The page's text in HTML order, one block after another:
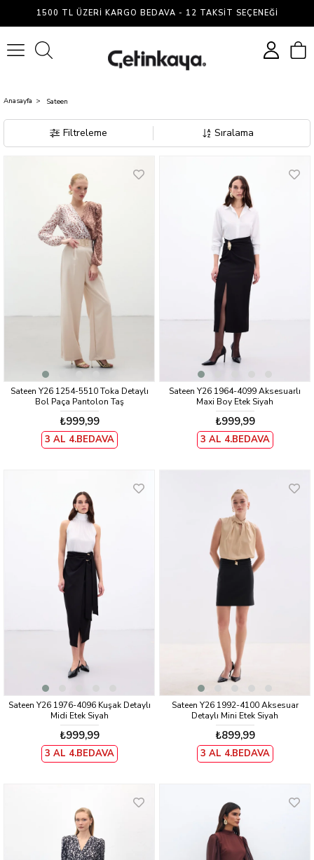
1500 TL ÜZERI KARGO BEDAVA - 12 TAKSIT SEÇENEĞI
Anasayfa Sateen
Filtreleme Sıralama
Sateen Y26 1254-5510 Toka Detaylı
Bol Paça Pantolon Taş
₺999,99
3 AL 4.BEDAVA
Sateen Y26 1964-4099 Aksesuarlı
Maxi Boy Etek Siyah
₺999,99
3 AL 4.BEDAVA
Sateen Y26 1976-4096 Kuşak Detaylı
Midi Etek Siyah
₺999,99
3 AL 4.BEDAVA
Sateen Y26 1992-4100 Aksesuar
Detaylı Mini Etek Siyah
₺899,99
3 AL 4.BEDAVA
Sateen